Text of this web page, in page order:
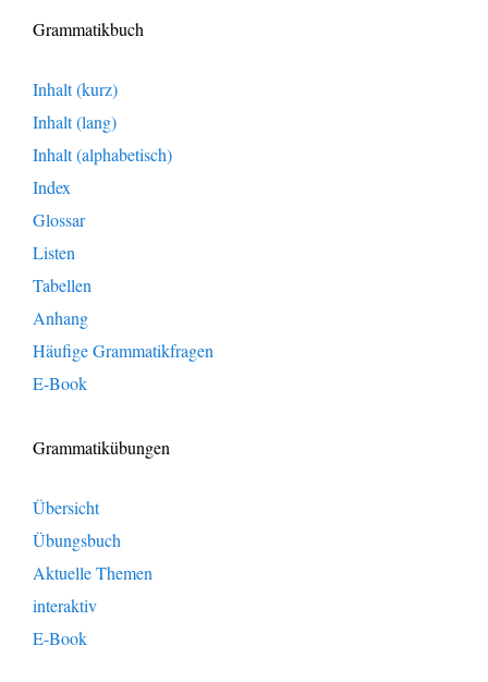
Grammatikbuch
Inhalt (kurz)
Inhalt (lang)
Inhalt (alphabetisch)
Index
Glossar
Listen
Tabellen
Anhang
Häufige Grammatikfragen
E-Book
Grammatikübungen
Übersicht
Übungsbuch
Aktuelle Themen
interaktiv
E-Book